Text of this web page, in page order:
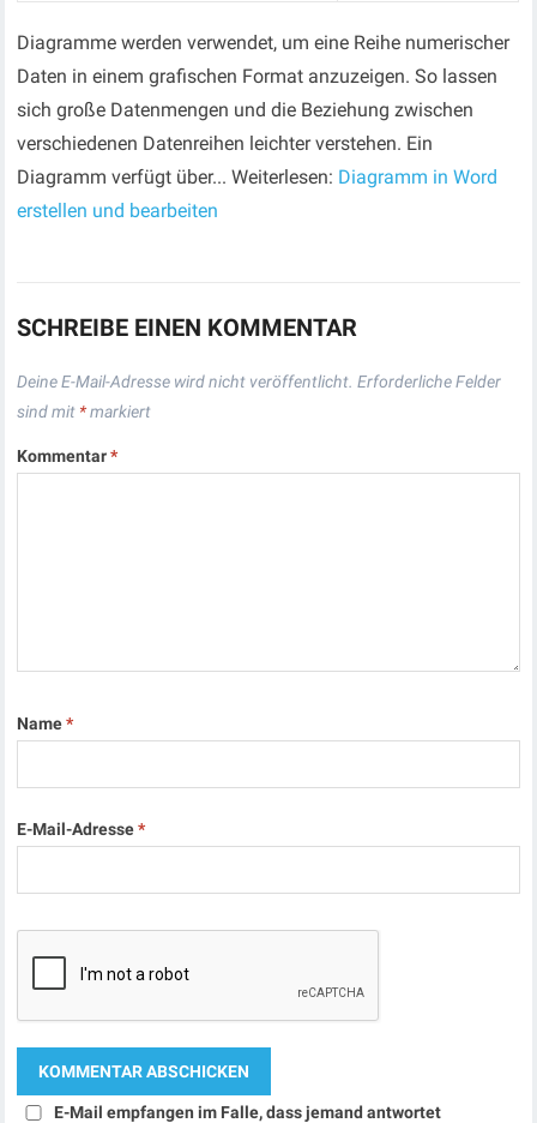
Diagramme werden verwendet, um eine Reihe numerischer
Daten in einem grafischen Format anzuzeigen. So lassen
sich große Datenmengen und die Beziehung zwischen
verschiedenen Datenreihen leichter verstehen. Ein
Diagramm verfügt über... Weiterlesen: Diagramm in Word
erstellen und bearbeiten
SCHREIBE EINEN KOMMENTAR
Deine E-Mail-Adresse wird nicht veröffentlicht. Erforderliche Felder
sind mit *markiert
Kommentar*
Name*
E-Mail-Adresse*
E-Mail empfangen im Falle, dass jemand antwortet